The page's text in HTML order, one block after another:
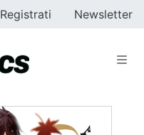
Registrati Newsletter